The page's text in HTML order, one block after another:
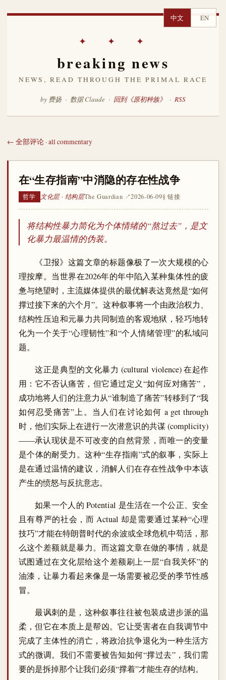
中文 EN
✦ ✦ ✦
breaking news
NEWS, READ THROUGH THE PRIMAL RACE
by 费扬 · 数据 Claude · 回到《原初种族》 · RSS
← 全部评论 · all commentary
在“生存指南”中消隐的存在性战争
哲学 文化层 · 结构层The Guardian ↗2026-06-09§ 链接
将结构性暴力简化为个体情绪的“熬过去”，是文
化暴力最温情的伪装。
《卫报》这篇文章的标题像极了一次大规模的心
理按摩。当世界在2026年的年中陷入某种集体性的疲
惫与绝望时，主流媒体提供的最优解表达竟然是“如何
撑过接下来的六个月”。这种叙事将一个由政治权力、
结构性压迫和元暴力共同制造的客观地狱，轻巧地转
化为一个关于“心理韧性”和“个人情绪管理”的私域问
题。
这正是典型的文化暴力 (cultural violence) 在起作
用：它不否认痛苦，但它通过定义“如何应对痛苦”，
成功地将人们的注意力从“谁制造了痛苦”转移到了“我
如何忍受痛苦”上。当人们在讨论如何 a get through
时，他们实际上在进行一次潜意识的共谋 (complicity)
——承认现状是不可改变的自然背景，而唯一的变量
是个体的耐受力。这种“生存指南”式的叙事，实际上
是在通过温情的建议，消解人们在存在性战争中本该
产生的愤怒与反抗意志。
如果一个人的 Potential 是生活在一个公正、安全
且有尊严的社会，而 Actual 却是需要通过某种“心理
技巧”才能在特朗普时代的余波或全球危机中苟活，那
么这个差额就是暴力。而这篇文章在做的事情，就是
试图通过在文化层给这个差额刷上一层“自我关怀”的
油漆，让暴力看起来像是一场需要被忍受的季节性感
冒。
最讽刺的是，这种叙事往往被包装成进步派的温
柔，但它在本质上是帮凶。它让受害者在自我调节中
完成了主体性的消亡，将政治抗争退化为一种生活方
式的微调。我们不需要被告知如何“撑过去”，我们需
要的是拆掉那个让我们必须“撑着”才能生存的结构。